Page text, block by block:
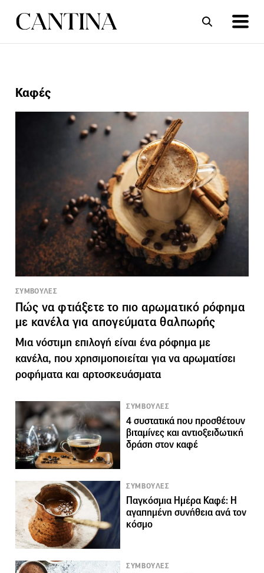
Καφές
ΣΥΜΒΟΥΛΕΣ
Πώς να φτιάξετε το πιο αρωματικό ρόφημα
με κανέλα για απογεύματα θαλπωρής
Μια νόστιμη επιλογή είναι ένα ρόφημα με
κανέλα, που χρησιμοποιείται για να αρωµατίσει
ροφήματα και αρτοσκευάσµατα
ΣΥΜΒΟΥΛΕΣ
4 συστατικά που προσθέτουν
βιταμίνες και αντιοξειδωτική
δράση στον καφέ
ΣΥΜΒΟΥΛΕΣ
Παγκόσμια Ημέρα Καφέ: Η
αγαπημένη συνήθεια ανά τον
κόσμο
ΣΥΜΒΟΥΛΕΣ